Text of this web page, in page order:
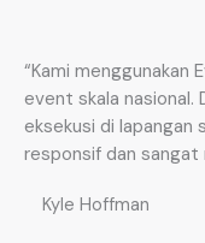
“Kami
event skala nasional.
eksekusi di lapangan
responsif dan sangat
Kyle Hoffman